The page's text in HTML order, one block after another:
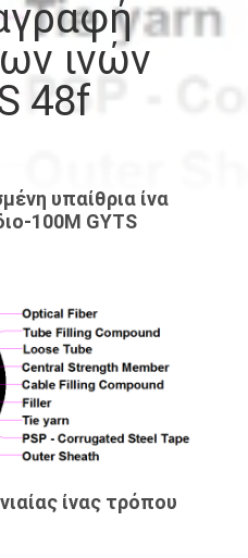
ινών
48f
υπαίθρια ίνα
100M GYTS
ίνας τρόπου